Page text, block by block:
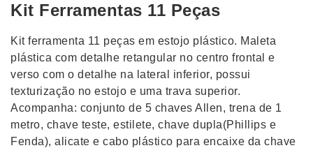
Kit Ferramentas 11 Peças
Kit ferramenta 11 peças em estojo plástico. Maleta
plástica com detalhe retangular no centro frontal e
verso com o detalhe na lateral inferior, possui
texturização no estojo e uma trava superior.
Acompanha: conjunto de 5 chaves Allen, trena de 1
metro, chave teste, estilete, chave dupla(Phillips e
Fenda), alicate e cabo plástico para encaixe da chave